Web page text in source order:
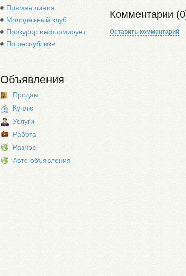
Прямая линия
Молодёжный клуб
Прокурор информирует
По республике
Объявления
Продам
Куплю
Услуги
Работа
Разное
Авто-объявления
Комментарии
Оставить комментарий